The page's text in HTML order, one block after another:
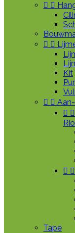
 
 
Kit
 
 
 
Tape